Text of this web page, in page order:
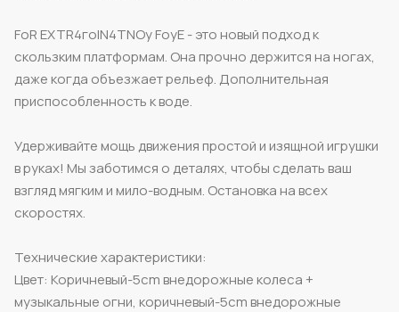
FoR EXTR4гоIN4ТNOy FoуE - это новый подход к
скользким платформам. Она прочно держится на ногах,
даже когда объезжает рельеф. Дополнительная
приспособленность к воде.
Удерживайте мощь движения простой и изящной игрушки
в руках! Мы заботимся о деталях, чтобы сделать ваш
взгляд мягким и мило-водным. Остановка на всех
скоростях.
Технические характеристики:
Цвет: Коричневый-5cm внедорожные колеса +
музыкальные огни, коричневый-5cm внедорожные